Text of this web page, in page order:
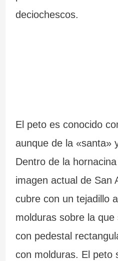
deciochescos.
El peto es conocido
aunque de la «santa»
Dentro de la
imagen actual de San
cubre con un tejadillo
molduras sobre la
con pedestal
con molduras. El peto